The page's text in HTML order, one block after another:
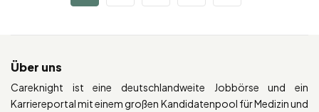
Über uns
Careknight ist eine deutschlandweite Jobbörse und ein
Karriereportal mit einem großen Kandidatenpool für Medizin und